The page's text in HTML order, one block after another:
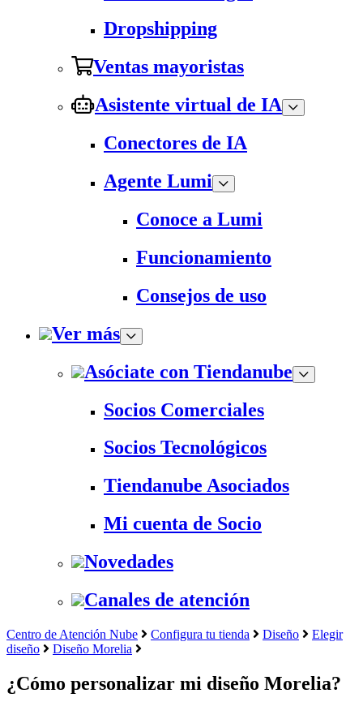
Dropshipping
Ventas mayoristas
Asistente virtual de IA
Conectores de IA
Agente Lumi
Conoce a Lumi
Funcionamiento
Consejos de uso
Ver más
Asóciate con Tiendanube
Socios Comerciales
Socios Tecnológicos
Tiendanube Asociados
Mi cuenta de Socio
Novedades
Canales de atención
Centro de Atención Nube Configura tu tienda Diseño
Elegir
diseño
Diseño Morelia
¿Cómo personalizar mi diseño Morelia?